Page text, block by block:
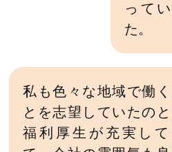
って
た。
私も色々な地域で働く
とを志望していたのと
福利厚生が充実して